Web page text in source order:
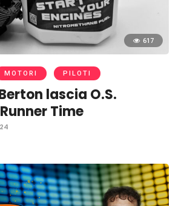
617
MOTORI PILOTI
lascia O.S.
Time